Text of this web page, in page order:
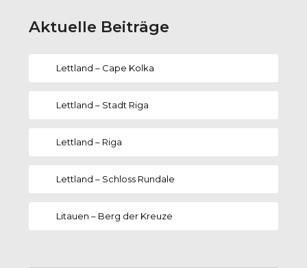
Aktuelle Beiträge
Lettland – Cape Kolka
Lettland – Stadt Riga
Lettland – Riga
Lettland – Schloss Rundale
Litauen – Berg der Kreuze